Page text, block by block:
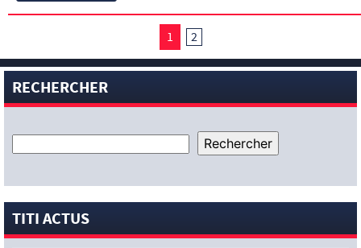
1 2
RECHERCHER
TITI ACTUS